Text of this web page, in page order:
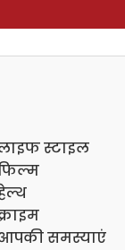
स्टाइल
समस्याएं